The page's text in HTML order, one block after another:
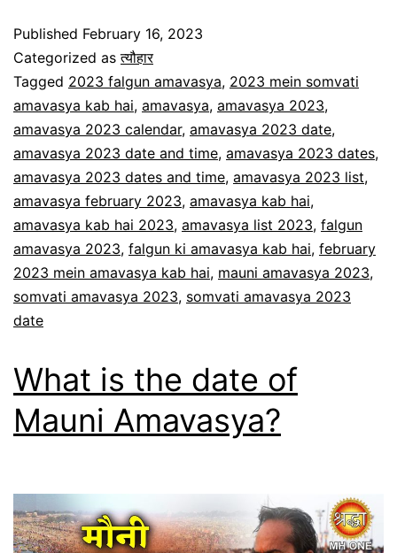
Published February 16, 2023
Categorized asत्यौहार
Tagged 2023 falgun amavasya, 2023 mein somvati
amavasya kab hai, amavasya, amavasya 2023,
amavasya 2023 calendar, amavasya 2023 date,
amavasya 2023 date and time, amavasya 2023 dates,
amavasya 2023 dates and time, amavasya 2023 list,
amavasya february 2023, amavasya kab hai,
amavasya kab hai 2023, amavasya list 2023, falgun
amavasya 2023, falgun ki amavasya kab hai, february
2023 mein amavasya kab hai, mauni amavasya 2023,
somvati amavasya 2023, somvati amavasya 2023
date
What is the date of
Mauni Amavasya?